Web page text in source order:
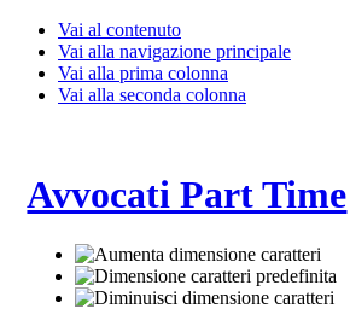
Vai al contenuto
Vai alla navigazione principale
Vai alla prima colonna
Vai alla seconda colonna
Avvocati Part Time